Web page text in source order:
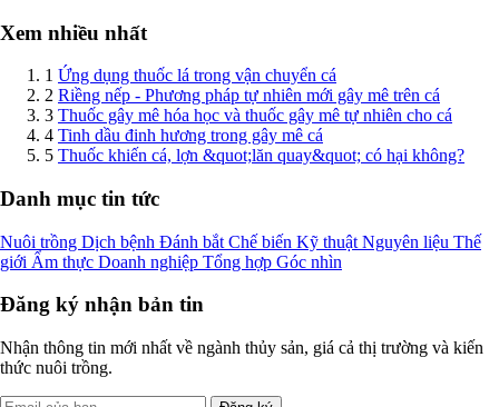
Xem nhiều nhất
1 Ứng dụng thuốc lá trong vận chuyển cá
2 Riềng nếp - Phương pháp tự nhiên mới gây mê trên cá
3 Thuốc gây mê hóa học và thuốc gây mê tự nhiên cho cá
4 Tinh dầu đinh hương trong gây mê cá
5 Thuốc khiến cá, lợn &quot;lăn quay&quot; có hại không?
Danh mục tin tức
Nuôi trồng Dịch bệnh Đánh bắt Chế biến Kỹ thuật Nguyên liệu Thế
giới Ẩm thực Doanh nghiệp Tổng hợp Góc nhìn
Đăng ký nhận bản tin
Nhận thông tin mới nhất về ngành thủy sản, giá cả thị trường và kiến
thức nuôi trồng.